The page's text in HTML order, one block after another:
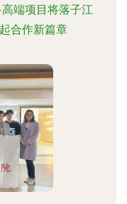
端项目将落子江
合作新篇章